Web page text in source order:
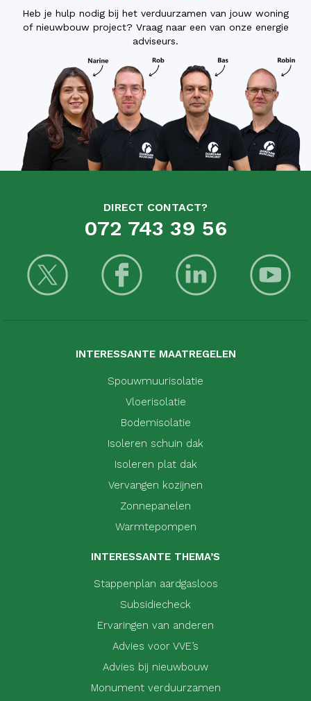
Heb je hulp nodig bij het verduurzamen van jouw woning
of nieuwbouw project? Vraag naar een van onze energie
adviseurs.
DIRECT CONTACT?
072 743 39 56
INTERESSANTE MAATREGELEN
Spouwmuurisolatie
Vloerisolatie
Bodemisolatie
Isoleren schuin dak
Isoleren plat dak
Vervangen kozijnen
Zonnepanelen
Warmtepompen
INTERESSANTE THEMA’S
Stappenplan aardgasloos
Subsidiecheck
Ervaringen van anderen
Advies voor VVE’s
Advies bij nieuwbouw
Monument verduurzamen